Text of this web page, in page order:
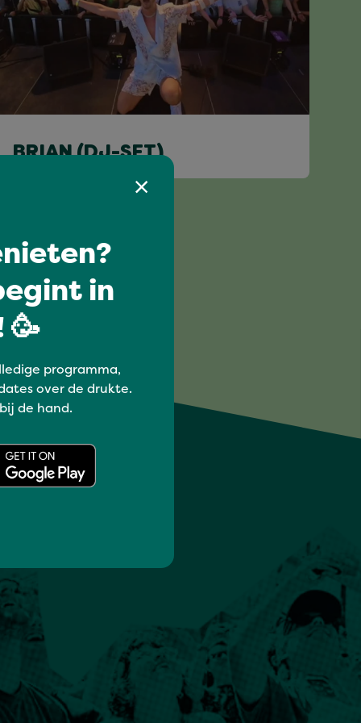
BRIAN (DJ-SET)
in
🥳
programma,
over de drukte.
de hand.